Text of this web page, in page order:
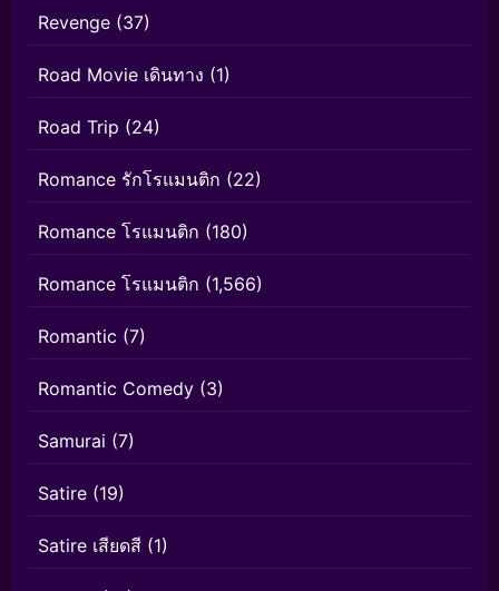
Revenge (37)
Road Movie เดินทาง (1)
Road Trip (24)
Romance รักโรแมนติก (22)
Romance โรแมนติก (180)
Romance โรแมนติก (1,566)
Romantic (7)
Romantic Comedy (3)
Samurai (7)
Satire (19)
Satire เสียดสี (1)